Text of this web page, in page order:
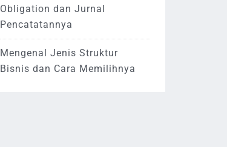
Obligation dan Jurnal
Pencatatannya
Mengenal Jenis Struktur
Bisnis dan Cara Memilihnya